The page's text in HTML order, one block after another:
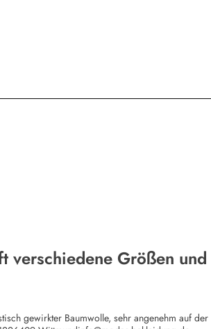
verschiedene Größen und
gewirkter Baumwolle, sehr angenehm auf